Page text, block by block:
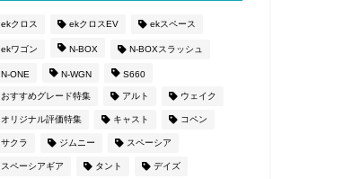
ekクロス ekクロスEV ekスペース
ekワゴン N-BOX N-BOXスラッシュ
N-ONE N-WGN S660
おすすめグレード特集 アルト ウェイク
オリジナル評価特集 キャスト コペン
サクラ ジムニー スペーシア
スペーシアギア タント デイズ